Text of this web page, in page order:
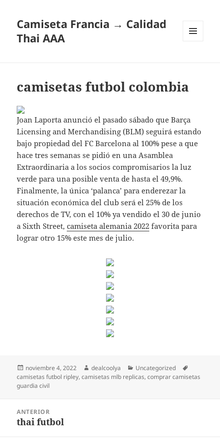
Camiseta Francia → Calidad
Thai AAA
camisetas futbol colombia
Joan Laporta anunció el pasado sábado que Barça
Licensing and Merchandising (BLM) seguirá estando
bajo propiedad del FC Barcelona al 100% pese a que
hace tres semanas se pidió en una Asamblea
Extraordinaria a los socios compromisarios la luz
verde para una posible venta de hasta el 49,9%.
Finalmente, la única ‘palanca’ para enderezar la
situación económica del club será el 25% de los
derechos de TV, con el 10% ya vendido el 30 de junio
a Sixth Street,camiseta alemania 2022 favorita para
lograr otro 15% este mes de julio.
Publicado
el
noviembre 4, 2022 Autor
dealcoolya Categorías
Uncategorized
camisetas futbol ripley,camisetas mlb replicas,comprar camisetas
guardia civil
entradas
ANTERIOR
Entrada
thai futbol